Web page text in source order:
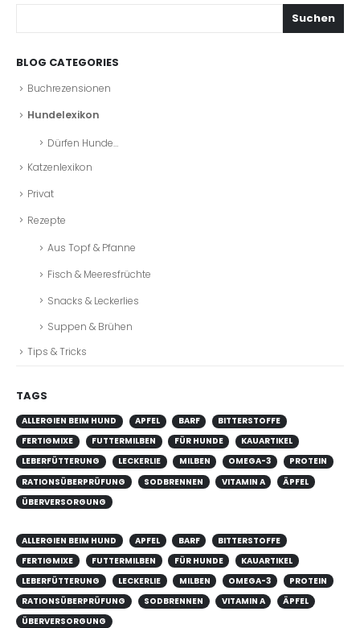
Suchen
BLOG CATEGORIES
Buchrezensionen
Hundelexikon
Dürfen Hunde…
Katzenlexikon
Privat
Rezepte
Aus Topf & Pfanne
Fisch & Meeresfrüchte
Snacks & Leckerlies
Suppen & Brühen
Tips & Tricks
TAGS
ALLERGIEN BEIM HUND APFEL BARF
BITTERSTOFFE
FERTIGMIXE
FUTTERMILBEN FÜR HUNDE
KAUARTIKEL
LEBERFÜTTERUNG
LECKERLIE MILBEN OMEGA-3
PROTEIN
RATIONSÜBERPRÜFUNG
SODBRENNEN VITAMIN A
ÄPFEL
ÜBERVERSORGUNG
ALLERGIEN BEIM HUND APFEL BARF
BITTERSTOFFE
FERTIGMIXE
FUTTERMILBEN FÜR HUNDE
KAUARTIKEL
LEBERFÜTTERUNG
LECKERLIE MILBEN OMEGA-3
PROTEIN
RATIONSÜBERPRÜFUNG
SODBRENNEN VITAMIN A
ÄPFEL
ÜBERVERSORGUNG